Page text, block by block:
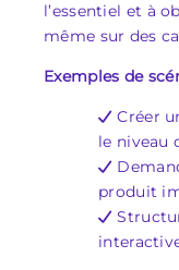
l’essentiel et à
même sur des
Exemples de
Créer
le niveau
produit